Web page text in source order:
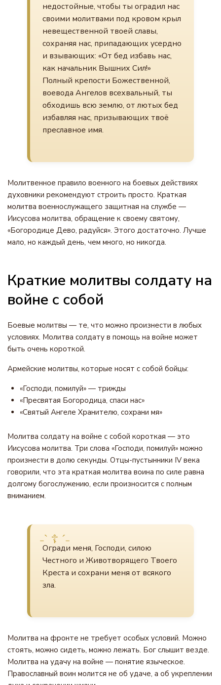
недостойные, чтобы ты оградил нас
своими молитвами под кровом крыл
невещественной твоей славы,
сохраняя нас, припадающих усердно
и взывающих: «От бед избавь нас,
как начальник Вышних Сил!»
Полный крепости Божественной,
воевода Ангелов всехвальный, ты
обходишь всю землю, от лютых бед
избавляя нас, призывающих твоё
преславное имя.
Молитвенное правило военного на боевых действиях
духовники рекомендуют строить просто. Краткая
молитва военнослужащего защитная на службе —
Иисусова молитва, обращение к своему святому,
«Богородице Дево, радуйся». Этого достаточно. Лучше
мало, но каждый день, чем много, но никогда.
Краткие молитвы солдату на
войне с собой
Боевые молитвы — те, что можно произнести в любых
условиях. Молитва солдату в помощь на войне может
быть очень короткой.
Армейские молитвы, которые носят с собой бойцы:
«Господи, помилуй» — трижды
«Пресвятая Богородица, спаси нас»
«Святый Ангеле Хранителю, сохрани мя»
Молитва солдату на войне с собой короткая — это
Иисусова молитва. Три слова «Господи, помилуй» можно
произнести в долю секунды. Отцы-пустынники IV века
говорили, что эта краткая молитва воина по силе равна
долгому богослужению, если произносится с полным
вниманием.
Огради меня, Господи, силою
Честного и Животворящего Твоего
Креста и сохрани меня от всякого
зла.
Молитва на фронте не требует особых условий. Можно
стоять, можно сидеть, можно лежать. Бог слышит везде.
Молитва на удачу на войне — понятие языческое.
Православный воин молится не об удаче, а об укреплении